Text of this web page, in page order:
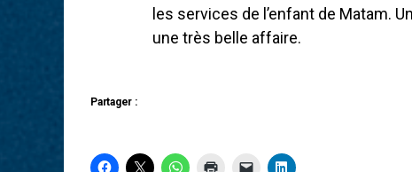
les services de l’enfant de Matam.
une très belle affaire.
Partager :